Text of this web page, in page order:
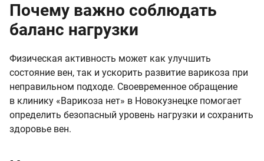
Почему важно соблюдать
баланс нагрузки
Физическая активность может как улучшить
состояние вен, так и ускорить развитие варикоза при
неправильном подходе. Своевременное обращение
в клинику «Варикоза нет» в Новокузнецке помогает
определить безопасный уровень нагрузки и сохранить
здоровье вен.